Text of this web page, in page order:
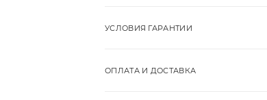
УСЛОВИЯ ГАРАНТИИ
ОПЛАТА И ДОСТАВКА